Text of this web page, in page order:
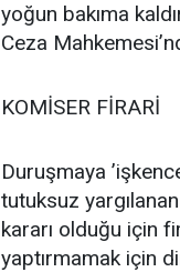
yoğun bakıma
Ceza
KOMİSER FİRARİ
Duruşmaya
tutuksuz
kararı olduğu için
yaptırmamak için